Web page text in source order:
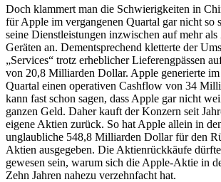
Doch klammert man die Schwierigkeiten in
für Apple im vergangenen Quartal gar nicht so
seine Dienstleistungen inzwischen auf mehr
Geräten an. Dementsprechend kletterte der
„Services“ trotz erheblicher Lieferengpässen
von 20,8 Milliarden Dollar. Apple generierte im
Quartal einen operativen Cashflow von 34
kann fast schon sagen, dass Apple gar nicht
ganzen Geld. Daher kauft der Konzern seit
eigene Aktien zurück. So hat Apple allein in
unglaubliche 548,8 Milliarden Dollar für den
Aktien ausgegeben. Die Aktienrückkäufe
gewesen sein, warum sich die Apple-Aktie in
Zehn Jahren nahezu verzehnfacht hat.